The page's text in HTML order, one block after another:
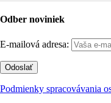
Odber noviniek
E-mailová adresa:
Podmienky spracovávania